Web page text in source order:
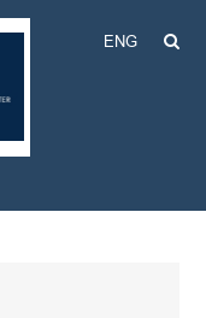
ENG